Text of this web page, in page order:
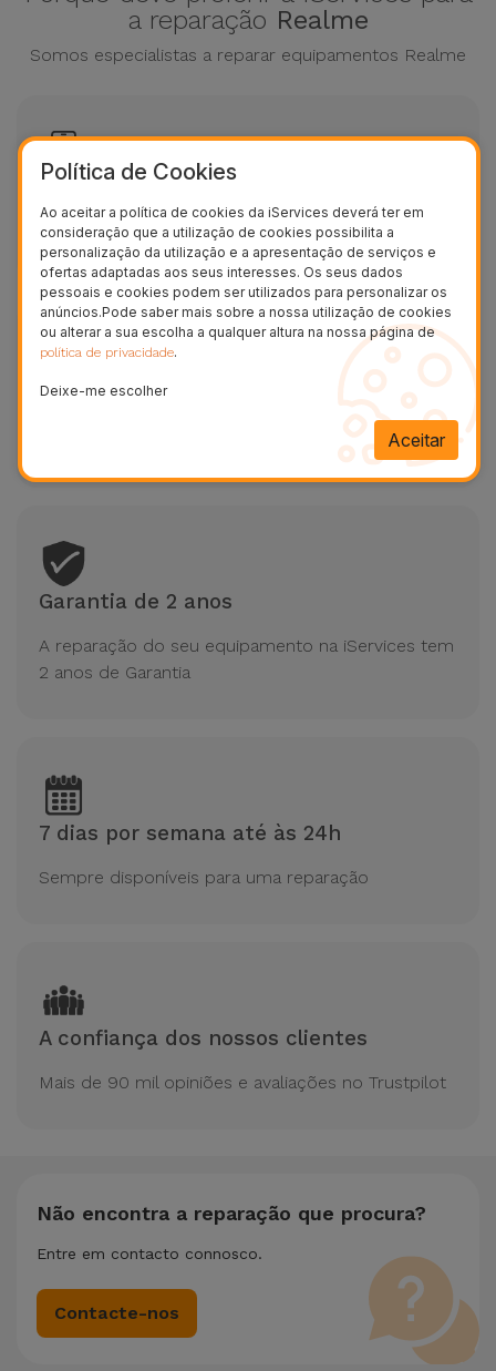
a reparação Realme
Somos especialistas a reparar equipamentos Realme
Avaliação grátis sem marcação
Reparações em 20/30 minutos Realme
Garantia de 2 anos
A reparação do seu equipamento na iServices tem
2 anos de Garantia
7 dias por semana até às 24h
Sempre disponíveis para uma reparação
A confiança dos nossos clientes
Mais de 90 mil opiniões e avaliações no Trustpilot
Não encontra a reparação que procura?
Entre em contacto connosco.
Contacte-nos
Política de Cookies
Ao aceitar a política de cookies da iServices deverá ter em
consideração que a utilização de cookies possibilita a
personalização da utilização e a apresentação de serviços e
ofertas adaptadas aos seus interesses. Os seus dados
pessoais e cookies podem ser utilizados para personalizar os
anúncios.Pode saber mais sobre a nossa utilização de cookies
ou alterar a sua escolha a qualquer altura na nossa página de
política de privacidade.
Deixe-me escolher
Aceitar